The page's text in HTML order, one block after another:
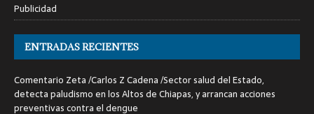
Publicidad
ENTRADAS RECIENTES
Comentario Zeta /Carlos Z Cadena /Sector salud del Estado,
detecta paludismo en los Altos de Chiapas, y arrancan acciones
preventivas contra el dengue